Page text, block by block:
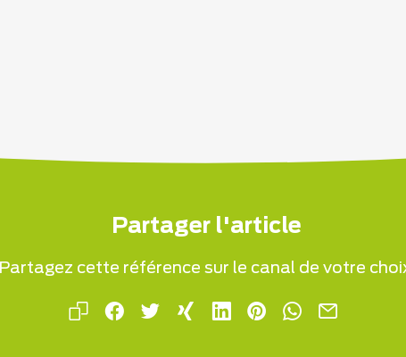
Partager l'article
Partagez cette référence sur le canal de votre